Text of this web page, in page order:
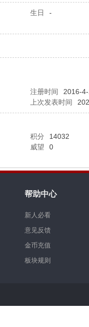
生日
-
注册时间
2016-
上次发表时间
积分
14032
威望 0
帮助中心
新人必看
意见反馈
金币充值
板块规则